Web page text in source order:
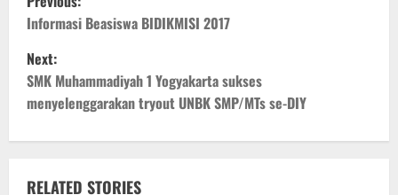
o
s
t
n
a
Informasi Beasiswa BIDIKMISI 2017
Next:
SMK Muhammadiyah 1 Yogyakarta sukses
menyelenggarakan tryout UNBK SMP/MTs se-DIY
RELATED STORIES